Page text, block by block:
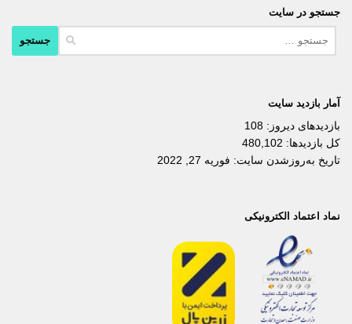
جستجو در سایت
آمار بازدید سایت
بازدیدهای دیروز: 108
کل بازدیدها: 480,102
تاریخ به‌روزشدن سایت: فوریه 27, 2022
نماد اعتماد الکترونیکی